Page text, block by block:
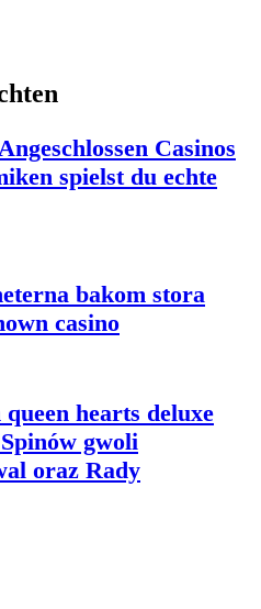
Casinos
spielst du echte
bakom stora
casino
hearts deluxe
gwoli
oraz Rady